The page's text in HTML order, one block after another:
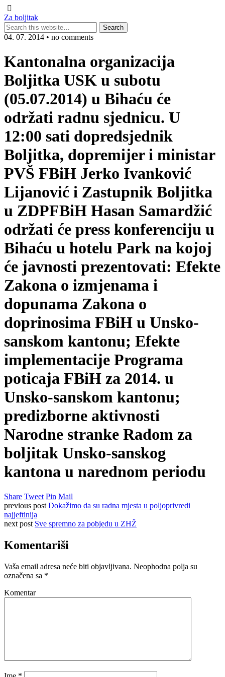
Za boljitak
04. 07. 2014 • no comments
Kantonalna organizacija
Boljitka USK u subotu
(05.07.2014) u Bihaću će
održati radnu sjednicu. U
12:00 sati dopredsjednik
Boljitka, dopremijer i ministar
PVŠ FBiH Jerko Ivanković
Lijanović i Zastupnik Boljitka
u ZDPFBiH Hasan Samardžić
održati će press konferenciju u
Bihaću u hotelu Park na kojoj
će javnosti prezentovati: Efekte
Zakona o izmjenama i
dopunama Zakona o
doprinosima FBiH u Unsko-
sanskom kantonu; Efekte
implementacije Programa
poticaja FBiH za 2014. u
Unsko-sanskom kantonu;
predizborne aktivnosti
Narodne stranke Radom za
boljitak Unsko-sanskog
kantona u narednom periodu
Share Tweet Pin Mail
previous post Dokažimo da su radna mjesta u poljoprivredi
najjeftinija
next post Sve spremno za pobjedu u ZHŽ
Komentariši
Vaša email adresa neće biti objavljivana. Neophodna polja su
označena sa *
Komentar